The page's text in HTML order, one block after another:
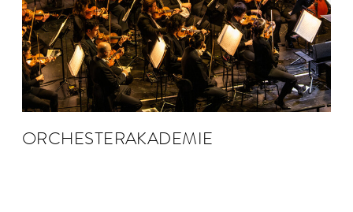
ORCHESTER­AKADEMIE